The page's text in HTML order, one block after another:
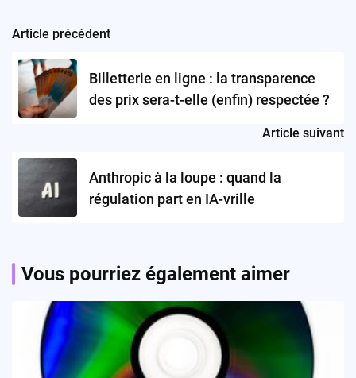
Post
navigation
Article précédent
Billetterie en ligne : la transparence
des prix sera-t-elle (enfin) respectée ?
Article suivant
Anthropic à la loupe : quand la
régulation part en IA-vrille
Vous pourriez également aimer